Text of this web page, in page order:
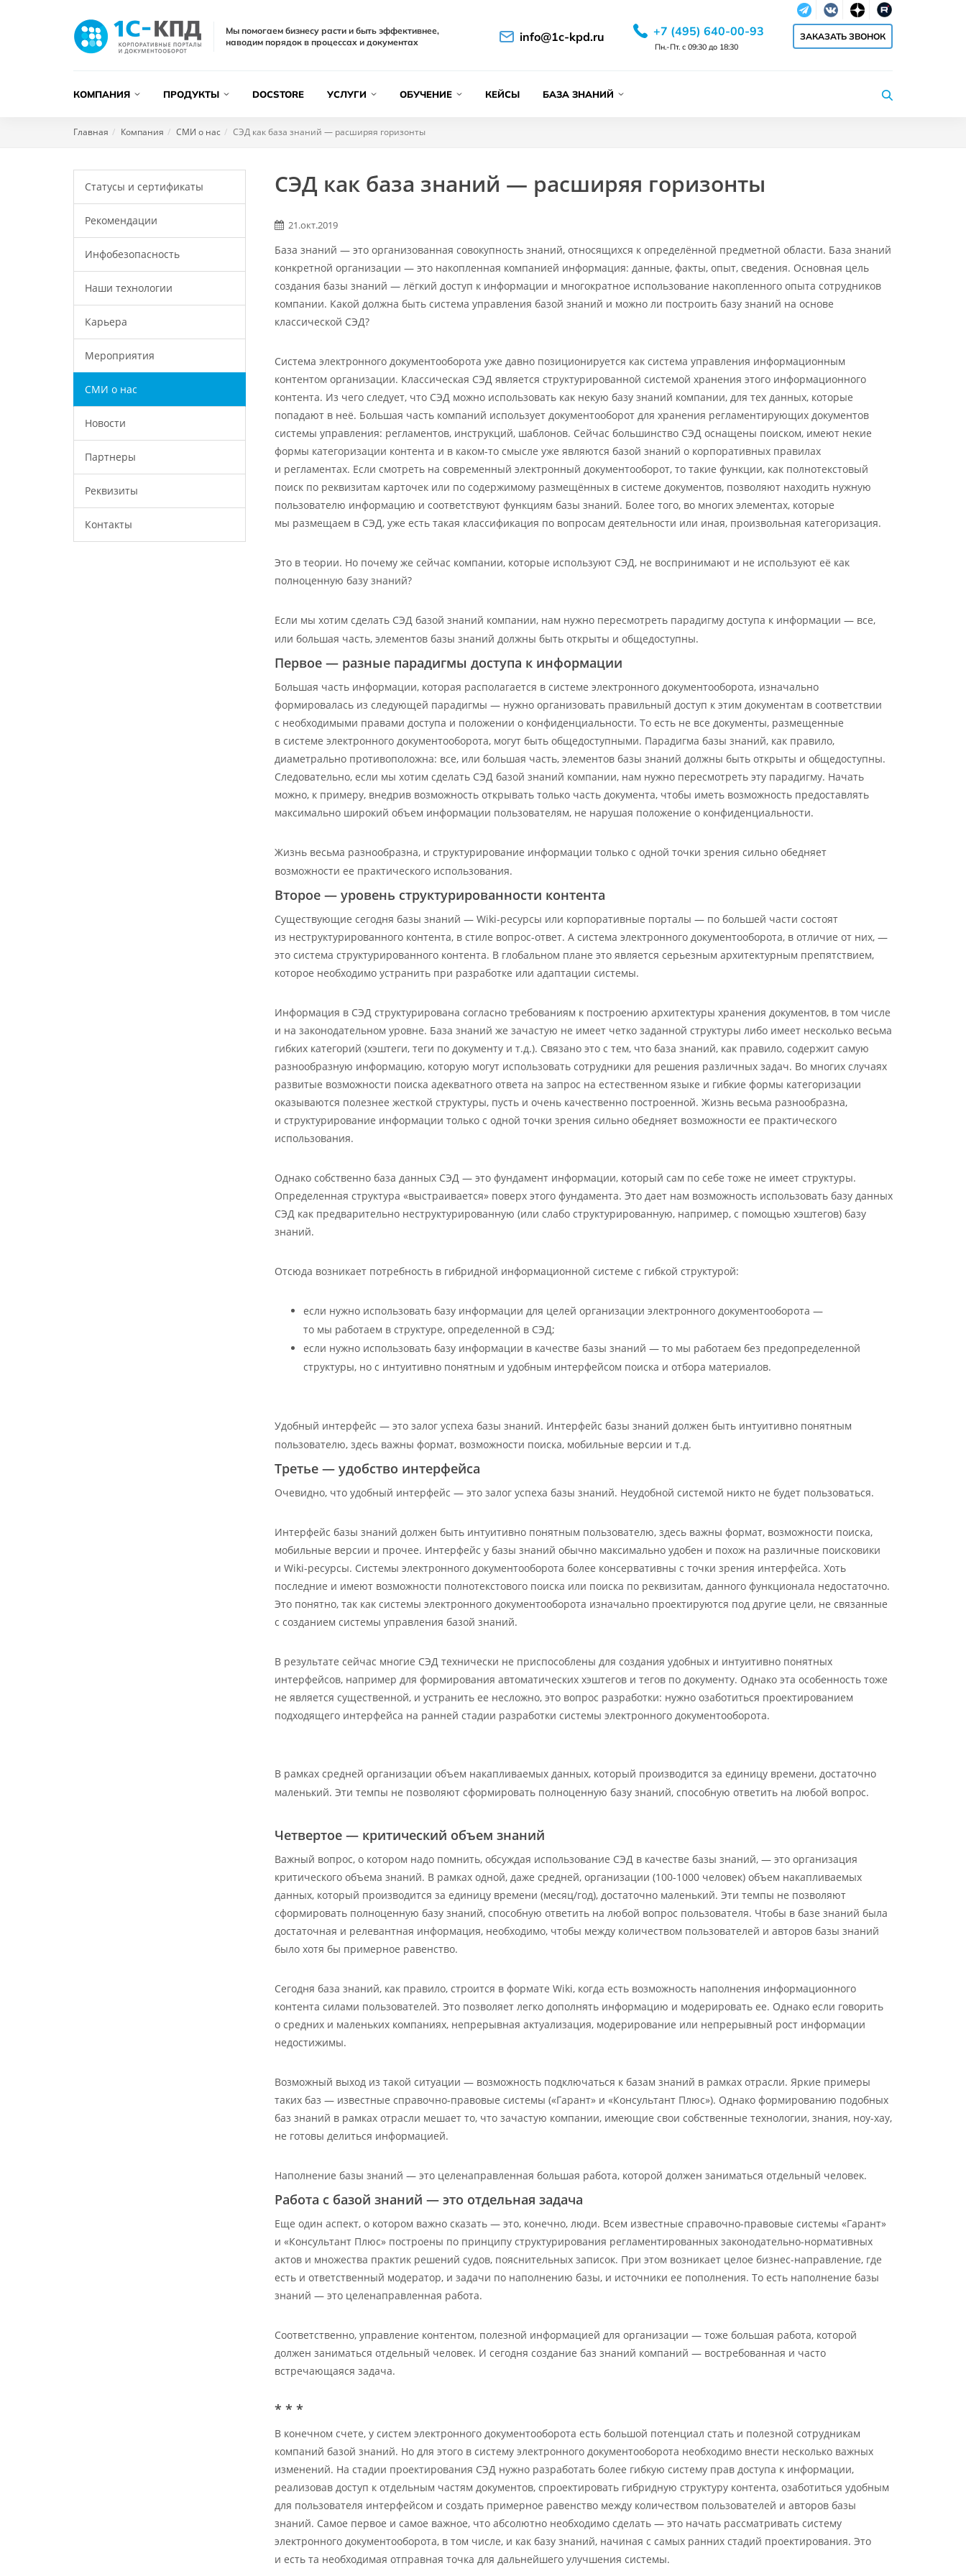
Мы помогаем бизнесу расти и быть эффективнее,
наводим порядок в процессах и документах
TelegramVkontakte
dzenRuTube
info@1c-kpd.ru +7 (495) 640-00-93
Пн.-Пт. с 09:30 до 18:30
ЗАКАЗАТЬ ЗВОНОК
КОМПАНИЯ ПРОДУКТЫ DOCSTORE УСЛУГИ ОБУЧЕНИЕ КЕЙСЫ БАЗА ЗНАНИЙ
Главная Компания СМИ о нас СЭД как база знаний — расширяя горизонты
Статусы и сертификаты
Рекомендации
Инфобезопасность
Наши технологии
Карьера
Мероприятия
СМИ о нас
Новости
Партнеры
Реквизиты
Контакты
СЭД как база знаний — расширяя горизонты
21.окт.2019
База знаний — это организованная совокупность знаний, относящихся к определённой предметной области. База знаний
конкретной организации — это накопленная компанией информация: данные, факты, опыт, сведения. Основная цель
создания базы знаний — лёгкий доступ к информации и многократное использование накопленного опыта сотрудников
компании. Какой должна быть система управления базой знаний и можно ли построить базу знаний на основе
классической СЭД?
Система электронного документооборота уже давно позиционируется как система управления информационным
контентом организации. Классическая СЭД является структурированной системой хранения этого информационного
контента. Из чего следует, что СЭД можно использовать как некую базу знаний компании, для тех данных, которые
попадают в неё. Большая часть компаний использует документооборот для хранения регламентирующих документов
системы управления: регламентов, инструкций, шаблонов. Сейчас большинство СЭД оснащены поиском, имеют некие
формы категоризации контента и в каком-то смысле уже являются базой знаний о корпоративных правилах
и регламентах. Если смотреть на современный электронный документооборот, то такие функции, как полнотекстовый
поиск по реквизитам карточек или по содержимому размещённых в системе документов, позволяют находить нужную
пользователю информацию и соответствуют функциям базы знаний. Более того, во многих элементах, которые
мы размещаем в СЭД, уже есть такая классификация по вопросам деятельности или иная, произвольная категоризация.
Это в теории. Но почему же сейчас компании, которые используют СЭД, не воспринимают и не используют её как
полноценную базу знаний?
Если мы хотим сделать СЭД базой знаний компании, нам нужно пересмотреть парадигму доступа к информации — все,
или большая часть, элементов базы знаний должны быть открыты и общедоступны.
Первое — разные парадигмы доступа к информации
Большая часть информации, которая располагается в системе электронного документооборота, изначально
формировалась из следующей парадигмы — нужно организовать правильный доступ к этим документам в соответствии
с необходимыми правами доступа и положении о конфиденциальности. То есть не все документы, размещенные
в системе электронного документооборота, могут быть общедоступными. Парадигма базы знаний, как правило,
диаметрально противоположна: все, или большая часть, элементов базы знаний должны быть открыты и общедоступны.
Следовательно, если мы хотим сделать СЭД базой знаний компании, нам нужно пересмотреть эту парадигму. Начать
можно, к примеру, внедрив возможность открывать только часть документа, чтобы иметь возможность предоставлять
максимально широкий объем информации пользователям, не нарушая положение о конфиденциальности.
Жизнь весьма разнообразна, и структурирование информации только с одной точки зрения сильно обедняет
возможности ее практического использования.
Второе — уровень структурированности контента
Существующие сегодня базы знаний — Wiki-ресурсы или корпоративные порталы — по большей части состоят
из неструктурированного контента, в стиле вопрос-ответ. А система электронного документооборота, в отличие от них, —
это система структурированного контента. В глобальном плане это является серьезным архитектурным препятствием,
которое необходимо устранить при разработке или адаптации системы.
Информация в СЭД структурирована согласно требованиям к построению архитектуры хранения документов, в том числе
и на законодательном уровне. База знаний же зачастую не имеет четко заданной структуры либо имеет несколько весьма
гибких категорий (хэштеги, теги по документу и т.д.). Связано это с тем, что база знаний, как правило, содержит самую
разнообразную информацию, которую могут использовать сотрудники для решения различных задач. Во многих случаях
развитые возможности поиска адекватного ответа на запрос на естественном языке и гибкие формы категоризации
оказываются полезнее жесткой структуры, пусть и очень качественно построенной. Жизнь весьма разнообразна,
и структурирование информации только с одной точки зрения сильно обедняет возможности ее практического
использования.
Однако собственно база данных СЭД — это фундамент информации, который сам по себе тоже не имеет структуры.
Определенная структура «выстраивается» поверх этого фундамента. Это дает нам возможность использовать базу данных
СЭД как предварительно неструктурированную (или слабо структурированную, например, с помощью хэштегов) базу
знаний.
Отсюда возникает потребность в гибридной информационной системе с гибкой структурой:
если нужно использовать базу информации для целей организации электронного документооборота —
то мы работаем в структуре, определенной в СЭД;
если нужно использовать базу информации в качестве базы знаний — то мы работаем без предопределенной
структуры, но с интуитивно понятным и удобным интерфейсом поиска и отбора материалов.
Удобный интерфейс — это залог успеха базы знаний. Интерфейс базы знаний должен быть интуитивно понятным
пользователю, здесь важны формат, возможности поиска, мобильные версии и т.д.
Третье — удобство интерфейса
Очевидно, что удобный интерфейс — это залог успеха базы знаний. Неудобной системой никто не будет пользоваться.
Интерфейс базы знаний должен быть интуитивно понятным пользователю, здесь важны формат, возможности поиска,
мобильные версии и прочее. Интерфейс у базы знаний обычно максимально удобен и похож на различные поисковики
и Wiki-ресурсы. Системы электронного документооборота более консервативны с точки зрения интерфейса. Хоть
последние и имеют возможности полнотекстового поиска или поиска по реквизитам, данного функционала недостаточно.
Это понятно, так как системы электронного документооборота изначально проектируются под другие цели, не связанные
с созданием системы управления базой знаний.
В результате сейчас многие СЭД технически не приспособлены для создания удобных и интуитивно понятных
интерфейсов, например для формирования автоматических хэштегов и тегов по документу. Однако эта особенность тоже
не является существенной, и устранить ее несложно, это вопрос разработки: нужно озаботиться проектированием
подходящего интерфейса на ранней стадии разработки системы электронного документооборота.
В рамках средней организации объем накапливаемых данных, который производится за единицу времени, достаточно
маленький. Эти темпы не позволяют сформировать полноценную базу знаний, способную ответить на любой вопрос.
Четвертое — критический объем знаний
Важный вопрос, о котором надо помнить, обсуждая использование СЭД в качестве базы знаний, — это организация
критического объема знаний. В рамках одной, даже средней, организации (100-1000 человек) объем накапливаемых
данных, который производится за единицу времени (месяц/год), достаточно маленький. Эти темпы не позволяют
сформировать полноценную базу знаний, способную ответить на любой вопрос пользователя. Чтобы в базе знаний была
достаточная и релевантная информация, необходимо, чтобы между количеством пользователей и авторов базы знаний
было хотя бы примерное равенство.
Сегодня база знаний, как правило, строится в формате Wiki, когда есть возможность наполнения информационного
контента силами пользователей. Это позволяет легко дополнять информацию и модерировать ее. Однако если говорить
о средних и маленьких компаниях, непрерывная актуализация, модерирование или непрерывный рост информации
недостижимы.
Возможный выход из такой ситуации — возможность подключаться к базам знаний в рамках отрасли. Яркие примеры
таких баз — известные справочно-правовые системы («Гарант» и «Консультант Плюс»). Однако формированию подобных
баз знаний в рамках отрасли мешает то, что зачастую компании, имеющие свои собственные технологии, знания, ноу-хау,
не готовы делиться информацией.
Наполнение базы знаний — это целенаправленная большая работа, которой должен заниматься отдельный человек.
Работа с базой знаний — это отдельная задача
Еще один аспект, о котором важно сказать — это, конечно, люди. Всем известные справочно-правовые системы «Гарант»
и «Консультант Плюс» построены по принципу структурирования регламентированных законодательно-нормативных
актов и множества практик решений судов, пояснительных записок. При этом возникает целое бизнес-направление, где
есть и ответственный модератор, и задачи по наполнению базы, и источники ее пополнения. То есть наполнение базы
знаний — это целенаправленная работа.
Соответственно, управление контентом, полезной информацией для организации — тоже большая работа, которой
должен заниматься отдельный человек. И сегодня создание баз знаний компаний — востребованная и часто
встречающаяся задача.
* * *
В конечном счете, у систем электронного документооборота есть большой потенциал стать и полезной сотрудникам
компаний базой знаний. Но для этого в систему электронного документооборота необходимо внести несколько важных
изменений. На стадии проектирования СЭД нужно разработать более гибкую систему прав доступа к информации,
реализовав доступ к отдельным частям документов, спроектировать гибридную структуру контента, озаботиться удобным
для пользователя интерфейсом и создать примерное равенство между количеством пользователей и авторов базы
знаний. Самое первое и самое важное, что абсолютно необходимо сделать — это начать рассматривать систему
электронного документооборота, в том числе, и как базу знаний, начиная с самых ранних стадий проектирования. Это
и есть та необходимая отправная точка для дальнейшего улучшения системы.